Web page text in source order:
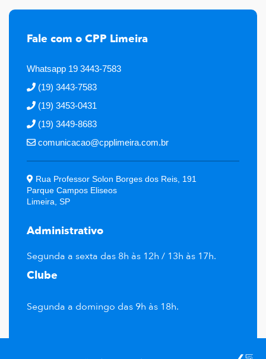
Fale com o CPP Limeira
Whatsapp 19 3443-7583
(19) 3443-7583
(19) 3453-0431
(19) 3449-8683
comunicacao@cpplimeira.com.br
Rua Professor Solon Borges dos Reis, 191
Parque Campos Eliseos
Limeira, SP
Administrativo
Segunda a sexta das 8h às 12h / 13h às 17h.
Clube
Segunda a domingo das 9h às 18h.